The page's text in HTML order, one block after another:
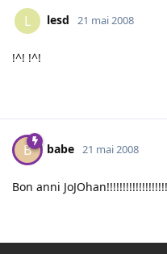
L lesd 21 mai 2008
!^! !^!
B babe 21 mai 2008
Bon anni